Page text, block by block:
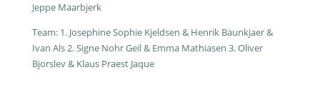
Jeppe Maarbjerk
Team: 1. Josephine Sophie Kjeldsen & Henrik Baunkjaer &
Ivan Als 2. Signe Nohr Geil & Emma Mathiasen 3. Oliver
Bjorslev & Klaus Praest Jaque